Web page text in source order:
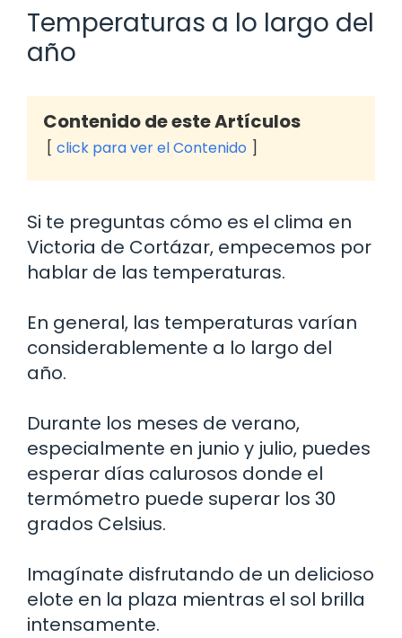
Temperaturas a lo largo del
año
Contenido de este Artículos
click para ver el Contenido
Si te preguntas cómo es el clima en
Victoria de Cortázar, empecemos por
hablar de las temperaturas.
En general, las temperaturas varían
considerablemente a lo largo del
año.
Durante los meses de verano,
especialmente en junio y julio, puedes
esperar días calurosos donde el
termómetro puede superar los 30
grados Celsius.
Imagínate disfrutando de un delicioso
elote en la plaza mientras el sol brilla
intensamente.